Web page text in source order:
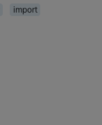
import